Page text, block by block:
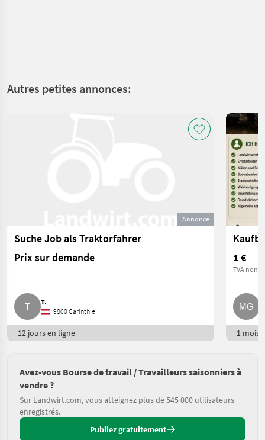
Autres petites annonces:
Annonce
Suche Job als Traktorfahrer
Prix sur demande
T.
9800 Carinthie
12 jours en ligne
1 €
TVA non
1 mois
Avez-vous Bourse de travail / Travailleurs saisonniers à
vendre ?
Sur Landwirt.com, vous atteignez plus de 545 000 utilisateurs
enregistrés.
Publiez gratuitement